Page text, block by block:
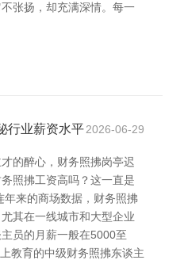
张扬，却充满深情。每一
行业薪资水平2026-06-29
的醉心，财务照拂岗亭迟
照拂工资高吗？这一直是
来的商场数据，财务照拂
其在一线城市和大型企业
员的月薪一般在5000至
教育的中级财务照拂东谈主